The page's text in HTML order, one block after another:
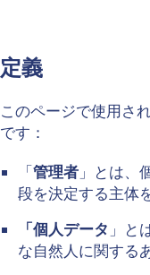
定義
このページで使用さ
です：
「管理者 」とは、
段を決定する主体
「個人データ 」と
な自然人に関する